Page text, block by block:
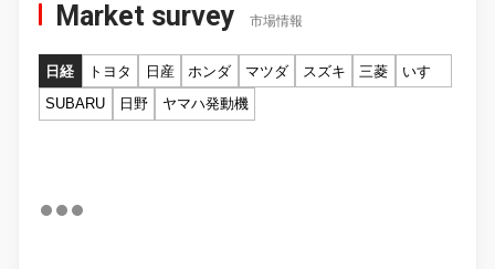
Market survey 市場情報
日経 トヨタ 日産 ホンダ マツダ スズキ 三菱
いすゞ
SUBARU
日野 ヤマハ発動機